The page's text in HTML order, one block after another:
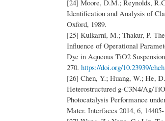
[24] Moore, D.M.; Reynolds,
Identification and Analysis of
Oxford, 1989.
[25] Kulkarni, M.; Thakur, P.
Influence of Operational
Dye in Aqueous TiO2
270. https://doi.org/10.23939/
[26] Chen, Y.; Huang, W.; He,
Heterostructured g-C3N4/Ag/
Photocatalysis Performance
Mater. Interfaces 2014, 6, 14405-